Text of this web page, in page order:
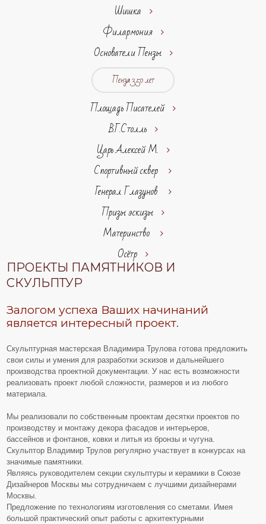
Шишка
Филармония
Основатели Пензы
Пенза 350 лет
Площадь Писателей
В.Г.Столль
Царь Алексей М.
Спортивный сквер
Генерал Глазунов
Призы эскизы
Материнство
Осётр
ПРОЕКТЫ ПАМЯТНИКОВ И
СКУЛЬПТУР
Залогом успеха Ваших начинаний
является интересный проект.
Скульптурная мастерская Владимира Трулова готова предложить
свои силы и умения для разработки эскизов и дальнейшего
производства проектной документации. У нас есть возможности
реализовать проект любой сложности, размеров и из любого
материала.
Мы реализовали по собственным проектам десятки проектов по
производству и монтажу декора фасадов и интерьеров,
бассейнов и фонтанов, ковки и литья из бронзы и чугуна.
Скульптор Владимир Трулов регулярно участвует в конкурсах на
значимые памятники.
Являясь руководителем секции скульптуры и керамики в Союзе
Дизайнеров Москвы мы сотрудничаем с лучшими дизайнерами
Москвы.
Предложение по технологиям изготовления со сметами. Имея
большой практический опыт работы с архитектурными